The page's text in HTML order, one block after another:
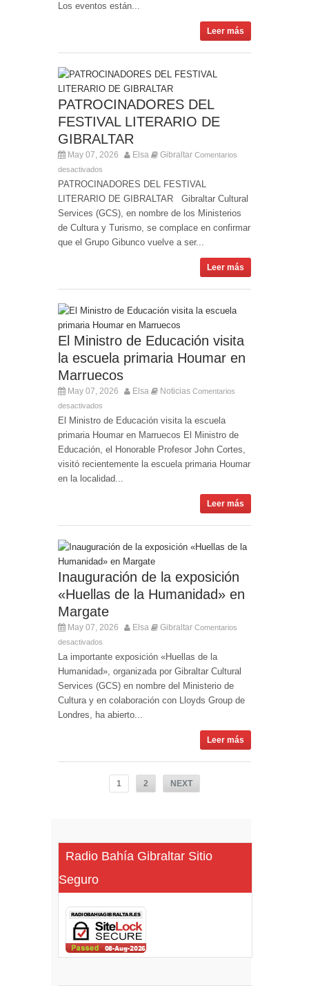
Los eventos están...
Leer más
PATROCINADORES DEL
FESTIVAL LITERARIO DE
GIBRALTAR
May 07, 2026 Elsa Gibraltar Comentarios
desactivados
PATROCINADORES DEL FESTIVAL
LITERARIO DE GIBRALTAR Gibraltar Cultural
Services (GCS), en nombre de los Ministerios
de Cultura y Turismo, se complace en confirmar
que el Grupo Gibunco vuelve a ser...
Leer más
El Ministro de Educación visita
la escuela primaria Houmar en
Marruecos
May 07, 2026 Elsa Noticias Comentarios
desactivados
El Ministro de Educación visita la escuela
primaria Houmar en Marruecos El Ministro de
Educación, el Honorable Profesor John Cortes,
visitó recientemente la escuela primaria Houmar
en la localidad...
Leer más
Inauguración de la exposición
«Huellas de la Humanidad» en
Margate
May 07, 2026 Elsa Gibraltar Comentarios
desactivados
La importante exposición «Huellas de la
Humanidad», organizada por Gibraltar Cultural
Services (GCS) en nombre del Ministerio de
Cultura y en colaboración con Lloyds Group de
Londres, ha abierto...
Leer más
1 2 NEXT
Radio Bahía Gibraltar Sitio
Seguro